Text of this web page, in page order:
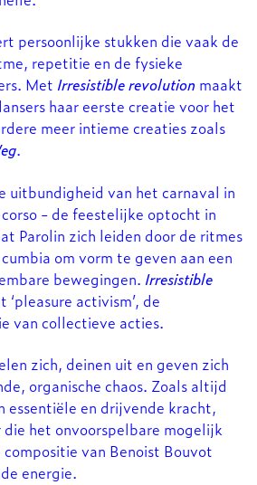
persoonlijke stukken die vaak de
repetitie en de fysieke
Met Irresistible revolution maakt
haar eerste creatie voor het
meer intieme creaties zoals
.
uitbundigheid van het carnaval in
- de feestelijke optocht in
Parolin zich leiden door de ritmes
om vorm te geven aan een
bewegingen. Irresistible
‘pleasure activism’, de
van collectieve acties.
zich, deinen uit en geven zich
organische chaos. Zoals altijd
essentiële en drijvende kracht,
het onvoorspelbare mogelijk
van Benoist Bouvot
energie.
Inzoomen